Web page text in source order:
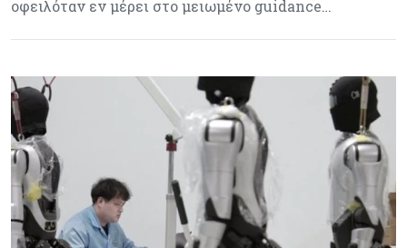
οφειλόταν εν μέρει στο μειωμένο guidance…